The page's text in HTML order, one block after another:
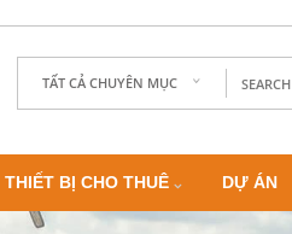
TẤT CẢ CHUYÊN MỤC
THIẾT BỊ CHO THUÊ DỰ ÁN